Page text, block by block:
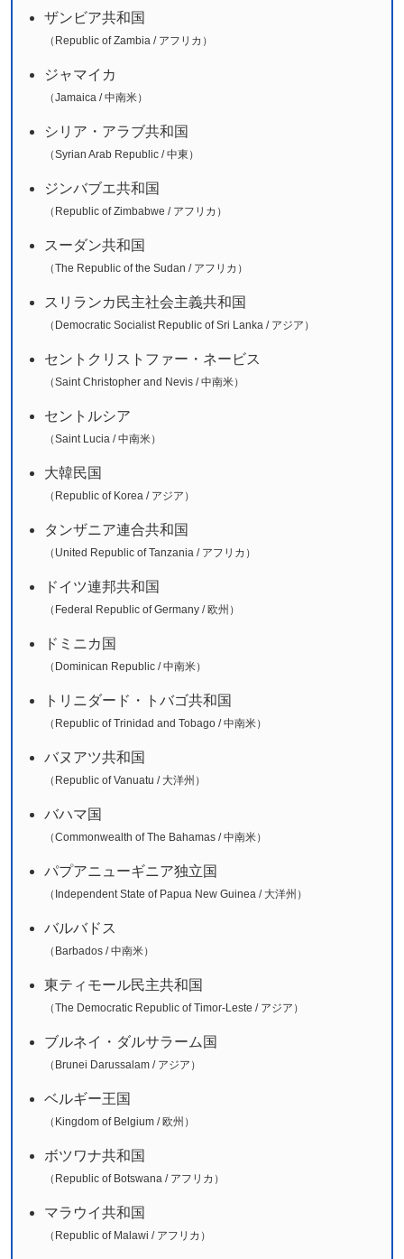
ザンビア共和国
（Republic of Zambia / アフリカ）
ジャマイカ
（Jamaica / 中南米）
シリア・アラブ共和国
（Syrian Arab Republic / 中東）
ジンバブエ共和国
（Republic of Zimbabwe / アフリカ）
スーダン共和国
（The Republic of the Sudan / アフリカ）
スリランカ民主社会主義共和国
（Democratic Socialist Republic of Sri Lanka / アジア）
セントクリストファー・ネービス
（Saint Christopher and Nevis / 中南米）
セントルシア
（Saint Lucia / 中南米）
大韓民国
（Republic of Korea / アジア）
タンザニア連合共和国
（United Republic of Tanzania / アフリカ）
ドイツ連邦共和国
（Federal Republic of Germany / 欧州）
ドミニカ国
（Dominican Republic / 中南米）
トリニダード・トバゴ共和国
（Republic of Trinidad and Tobago / 中南米）
バヌアツ共和国
（Republic of Vanuatu / 大洋州）
バハマ国
（Commonwealth of The Bahamas / 中南米）
パプアニューギニア独立国
（Independent State of Papua New Guinea / 大洋州）
バルバドス
（Barbados / 中南米）
東ティモール民主共和国
（The Democratic Republic of Timor-Leste / アジア）
ブルネイ・ダルサラーム国
（Brunei Darussalam / アジア）
ベルギー王国
（Kingdom of Belgium / 欧州）
ボツワナ共和国
（Republic of Botswana / アフリカ）
マラウイ共和国
（Republic of Malawi / アフリカ）